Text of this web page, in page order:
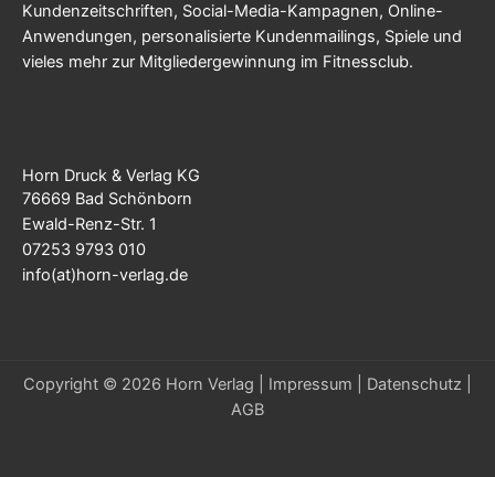
Kundenzeitschriften, Social-Media-Kampagnen, Online-
Anwendungen, personalisierte Kundenmailings, Spiele und
vieles mehr zur Mitgliedergewinnung im Fitnessclub.
Horn Druck & Verlag KG
76669 Bad Schönborn
Ewald-Renz-Str. 1
07253 9793 010
info(at)horn-verlag.de
Copyright © 2026 Horn Verlag | Impressum Datenschutz
AGB